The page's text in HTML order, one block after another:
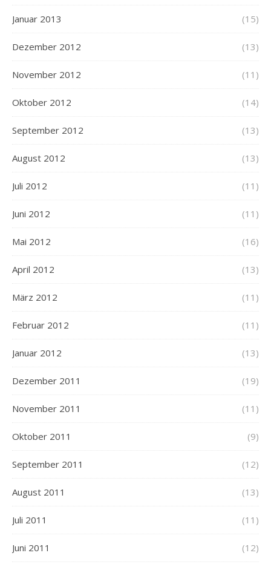
Januar 2013 (15)
Dezember 2012 (13)
November 2012 (11)
Oktober 2012 (14)
September 2012 (13)
August 2012 (13)
Juli 2012 (11)
Juni 2012 (11)
Mai 2012 (16)
April 2012 (13)
März 2012 (11)
Februar 2012 (11)
Januar 2012 (13)
Dezember 2011 (19)
November 2011 (11)
Oktober 2011 (9)
September 2011 (12)
August 2011 (13)
Juli 2011 (11)
Juni 2011 (12)